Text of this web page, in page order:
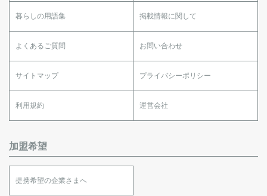
暮らしの用語集 掲載情報に関して
よくあるご質問 お問い合わせ
サイトマップ プライバシーポリシー
利用規約 運営会社
加盟希望
提携希望の企業さまへ